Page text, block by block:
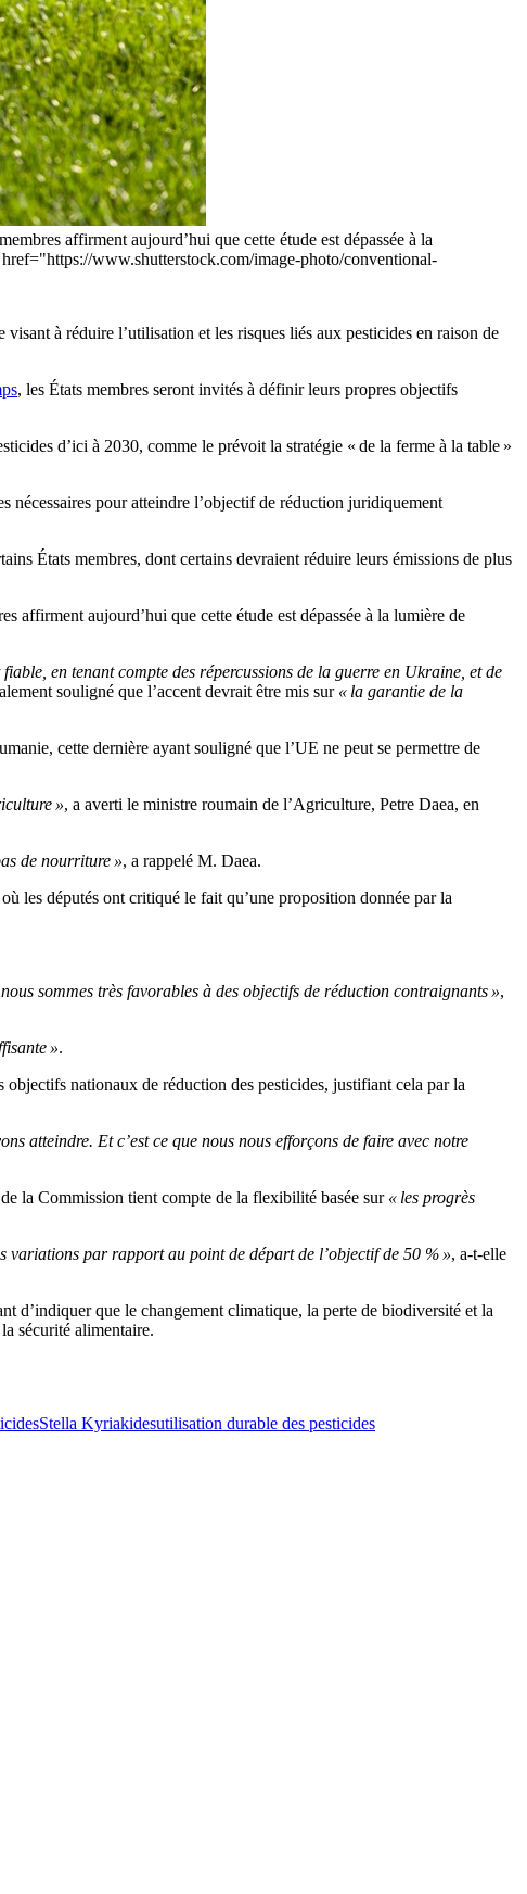
affirment aujourd’hui que cette étude est dépassée à la
www.shutterstock.com/image-photo/conventional-
à réduire l’utilisation et les risques liés aux pesticides en raison de
, les États membres seront invités à définir leurs propres objectifs
d’ici à 2030, comme le prévoit la stratégie « de la ferme à la table »
nécessaires pour atteindre l’objectif de réduction juridiquement
États membres, dont certains devraient réduire leurs émissions de plus
affirment aujourd’hui que cette étude est dépassée à la lumière de
en tenant compte des répercussions de la guerre en Ukraine, et de
souligné que l’accent devrait être mis sur « la garantie de la
cette dernière ayant souligné que l’UE ne peut se permettre de
», a averti le ministre roumain de l’Agriculture, Petre Daea, en
de nourriture », a rappelé M. Daea.
les députés ont critiqué le fait qu’une proposition donnée par la
sommes très favorables à des objectifs de réduction contraignants »,
».
nationaux de réduction des pesticides, justifiant cela par la
atteindre. Et c’est ce que nous nous efforçons de faire avec notre
la Commission tient compte de la flexibilité basée sur« les progrès
variations par rapport au point de départ de l’objectif de 50 % », a-t-elle
d’indiquer que le changement climatique, la perte de biodiversité et la
sécurité alimentaire.
Stella Kyriakidesutilisation durable des pesticides